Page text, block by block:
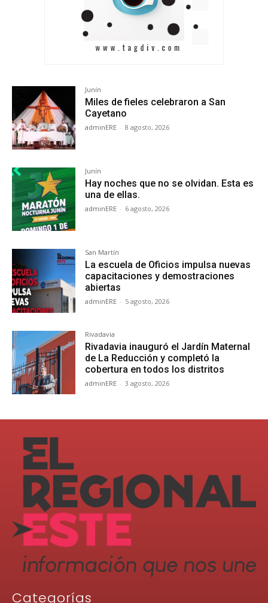
Junín
Miles de fieles celebraron a San
Cayetano
adminERE - 8 agosto, 2026
Junín
Hay noches que no se olvidan. Esta es
una de ellas.
adminERE - 6 agosto, 2026
San Martín
La escuela de Oficios impulsa nuevas
capacitaciones y demostraciones
abiertas
adminERE - 5 agosto, 2026
Rivadavia
Rivadavia inauguró el Jardín Maternal
de La Reducción y completó la
cobertura en todos los distritos
adminERE - 3 agosto, 2026
Categorías